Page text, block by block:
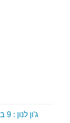
ג'ון לנון : 9 באוקטובר 1940 – 8 בדצמבר 1980